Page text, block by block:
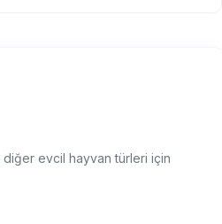
diğer evcil hayvan türleri için